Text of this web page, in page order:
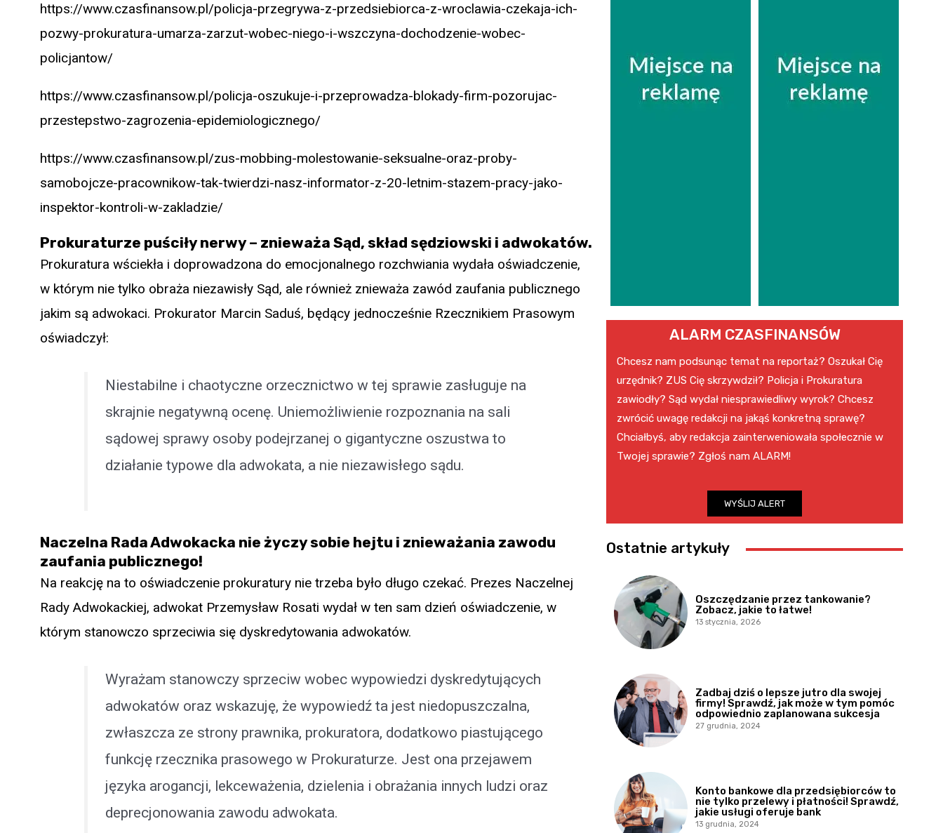
https://www.czasfinansow.pl/policja-przegrywa-z-przedsiebiorca-z-wroclawia-czekaja-ich-
pozwy-prokuratura-umarza-zarzut-wobec-niego-i-wszczyna-dochodzenie-wobec-
policjantow/
https://www.czasfinansow.pl/policja-oszukuje-i-przeprowadza-blokady-firm-pozorujac-
przestepstwo-zagrozenia-epidemiologicznego/
https://www.czasfinansow.pl/zus-mobbing-molestowanie-seksualne-oraz-proby-
samobojcze-pracownikow-tak-twierdzi-nasz-informator-z-20-letnim-stazem-pracy-jako-
inspektor-kontroli-w-zakladzie/
Prokuraturze puściły nerwy – znieważa Sąd, skład sędziowski i adwokatów.
Prokuratura wściekła i doprowadzona do emocjonalnego rozchwiania wydała oświadczenie,
w którym nie tylko obraża niezawisły Sąd, ale również znieważa zawód zaufania publicznego
jakim są adwokaci. Prokurator Marcin Saduś, będący jednocześnie Rzecznikiem Prasowym
oświadczył:
Niestabilne i chaotyczne orzecznictwo w tej sprawie zasługuje na
skrajnie negatywną ocenę. Uniemożliwienie rozpoznania na sali
sądowej sprawy osoby podejrzanej o gigantyczne oszustwa to
działanie typowe dla adwokata, a nie niezawisłego sądu.
Naczelna Rada Adwokacka nie życzy sobie hejtu i znieważania zawodu
zaufania publicznego!
Na reakcję na to oświadczenie prokuratury nie trzeba było długo czekać. Prezes Naczelnej
Rady Adwokackiej, adwokat Przemysław Rosati wydał w ten sam dzień oświadczenie, w
którym stanowczo sprzeciwia się dyskredytowania adwokatów.
Wyrażam stanowczy sprzeciw wobec wypowiedzi dyskredytujących
adwokatów oraz wskazuję, że wypowiedź ta jest niedopuszczalna,
zwłaszcza ze strony prawnika, prokuratora, dodatkowo piastującego
funkcję rzecznika prasowego w Prokuraturze. Jest ona przejawem
języka arogancji, lekceważenia, dzielenia i obrażania innych ludzi oraz
deprecjonowania zawodu adwokata.
ALARM CZASFINANSÓW
Chcesz nam podsunąc temat na reportaż? Oszukał Cię
urzędnik? ZUS Cię skrzywdził? Policja i Prokuratura
zawiodły? Sąd wydał niesprawiedliwy wyrok? Chcesz
zwrócić uwagę redakcji na jakąś konkretną sprawę?
Chciałbyś, aby redakcja zainterweniowała społecznie w
Twojej sprawie? Zgłoś nam ALARM!
WYŚLIJ ALERT
Ostatnie artykuły
Oszczędzanie przez tankowanie?
Zobacz, jakie to łatwe!
13 stycznia, 2026
Zadbaj dziś o lepsze jutro dla swojej
firmy! Sprawdź, jak może w tym pomóc
odpowiednio zaplanowana sukcesja
27 grudnia, 2024
Konto bankowe dla przedsiębiorców to
nie tylko przelewy i płatności! Sprawdź,
jakie usługi oferuje bank
13 grudnia, 2024